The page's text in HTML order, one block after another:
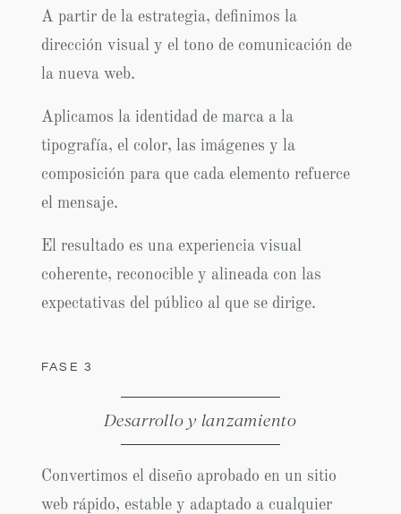
A partir de la estrategia, definimos la
dirección visual y el tono de comunicación de
la nueva web.
Aplicamos la identidad de marca a la
tipografía, el color, las imágenes y la
composición para que cada elemento refuerce
el mensaje.
El resultado es una experiencia visual
coherente, reconocible y alineada con las
expectativas del público al que se dirige.
FASE 3
Desarrollo y lanzamiento
Convertimos el diseño aprobado en un sitio
web rápido, estable y adaptado a cualquier